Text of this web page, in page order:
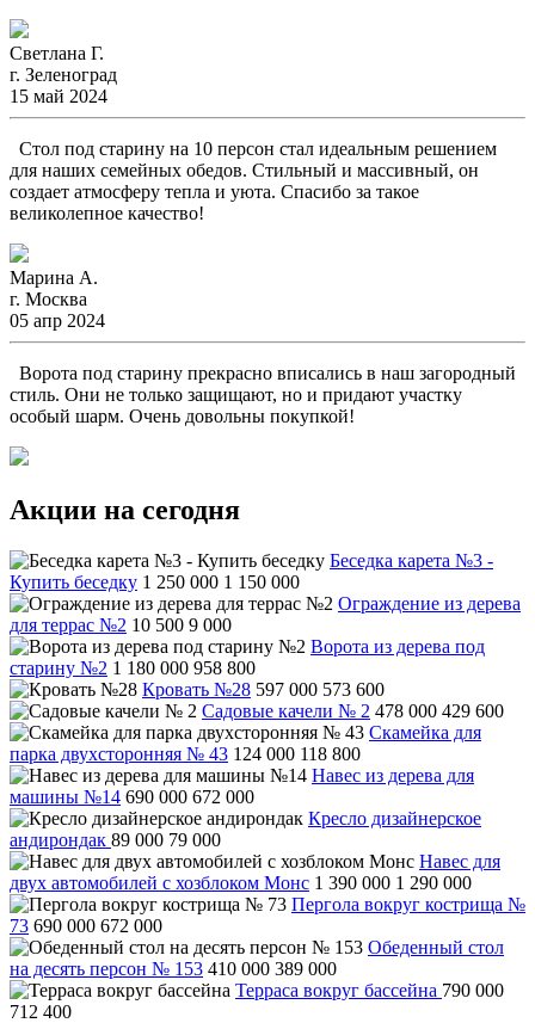
Светлана Г.
г. Зеленоград
15 май 2024
Стол под старину на 10 персон стал идеальным решением
для наших семейных обедов. Стильный и массивный, он
создает атмосферу тепла и уюта. Спасибо за такое
великолепное качество!
Марина А.
г. Москва
05 апр 2024
Ворота под старину прекрасно вписались в наш загородный
стиль. Они не только защищают, но и придают участку
особый шарм. Очень довольны покупкой!
Акции на сегодня
Беседка карета №3 -
Купить беседку 1 250 000 1 150 000
Ограждение из дерева
для террас №2 10 500 9 000
Ворота из дерева под
старину №2 1 180 000 958 800
Кровать №28 597 000 573 600
Садовые качели № 2 478 000 429 600
Скамейка для
парка двухсторонняя № 43 124 000 118 800
Навес из дерева для
машины №14 690 000 672 000
Кресло дизайнерское
андирондак 89 000 79 000
Навес для
двух автомобилей с хозблоком Монс 1 390 000 1 290 000
Пергола вокруг кострища №
73 690 000 672 000
Обеденный стол
на десять персон № 153 410 000 389 000
Терраса вокруг бассейна 790 000
712 400